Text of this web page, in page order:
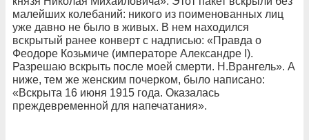
малейших колебаний: никого из поименованных лиц
уже давно не было в живых. В нем находился
вскрытый ранее конверт с надписью: «Правда о
Феодоре Козьмиче (императоре Александре I).
Разрешаю вскрыть после моей смерти. Н.Врангель». А
ниже, тем же женским почерком, было написано:
«Вскрыта 16 июня 1915 года. Оказалась
преждевременной для напечатания».